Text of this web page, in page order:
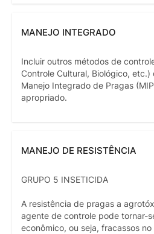
MANEJO INTEGRADO
Incluir outros métodos de
Controle Cultural, Biológico,
Manejo Integrado de Pragas
apropriado.
MANEJO DE RESISTÊNCIA
GRUPO 5 INSETICIDA
A resistência de pragas a
agente de controle pode tornar-
econômico, ou seja, fracassos